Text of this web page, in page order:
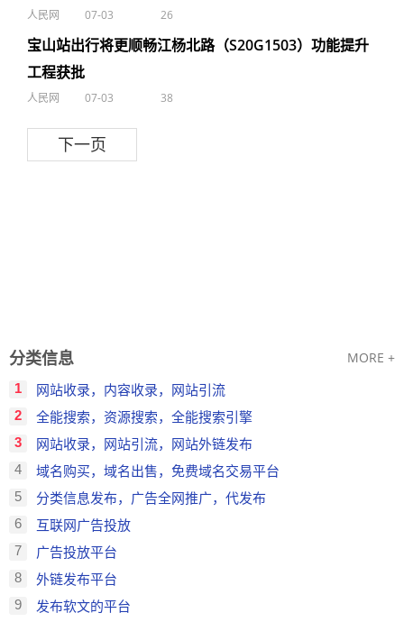
人民网 07-03 26
宝山站出行将更顺畅江杨北路（S20G1503）功能提升
工程获批
人民网 07-03 38
下一页
分类信息 MORE +
1 网站收录，内容收录，网站引流
2 全能搜索，资源搜索，全能搜索引擎
3 网站收录，网站引流，网站外链发布
4 域名购买，域名出售，免费域名交易平台
5 分类信息发布，广告全网推广，代发布
6 互联网广告投放
7 广告投放平台
8 外链发布平台
9 发布软文的平台